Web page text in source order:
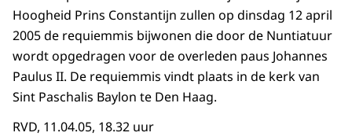
Hoogheid Prins Constantijn zullen op dinsdag 12 april
2005 de requiemmis bijwonen die door de Nuntiatuur
wordt opgedragen voor de overleden paus Johannes
Paulus II. De requiemmis vindt plaats in de kerk van
Sint Paschalis Baylon te Den Haag.
RVD, 11.04.05, 18.32 uur